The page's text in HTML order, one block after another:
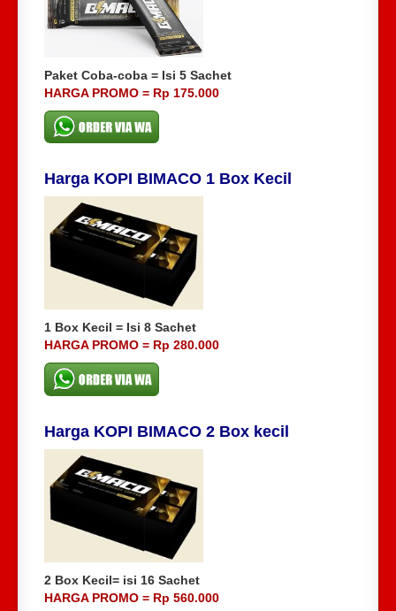
Paket Coba-coba = Isi 5 Sachet
HARGA PROMO = Rp 175.000
Harga KOPI BIMACO 1 Box Kecil
1 Box Kecil = Isi 8 Sachet
HARGA PROMO = Rp 280.000
Harga KOPI BIMACO 2 Box kecil
2 Box Kecil= isi 16 Sachet
HARGA PROMO = Rp 560.000